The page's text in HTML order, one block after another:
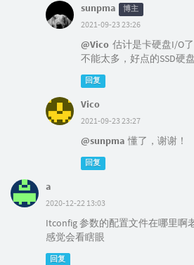
sunpma 博主
2021-09-23 23:26
@Vico 估计是卡硬盘I/O
不能太多，好点的SSD硬
回复
Vico
2021-09-23 23:27
@sunpma 懂了，谢谢！
回复
a
2020-12-22 13:03
Itconfig 参数的配置文件在哪里啊
感觉会看瞎眼
回复